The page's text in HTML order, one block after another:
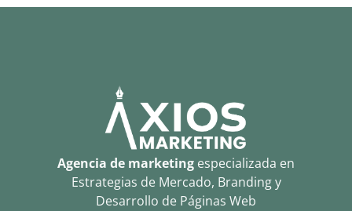
Agencia de marketing especializada en
Estrategias de Mercado, Branding y
Desarrollo de Páginas Web